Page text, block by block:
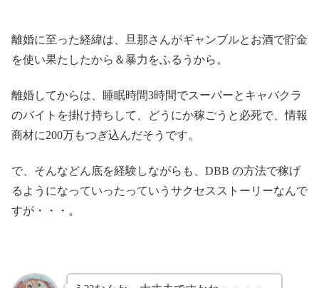
離婚に至った経緯は、旦那さんがギャンブルとお酒で貯金
を使い果たしたから＆暴力をふるうから。
離婚してからは、睡眠時間3時間でスーパーとキャバクラ
のバイトを掛け持ちして、どうにか稼ごうと必死で、情報
商材に200万もつぎ込んだそうです。
で、そんなどん底を経験しながらも、DBB の方法で稼げ
るようになっていったっていうサクセスストーリーなんで
すが・・・。